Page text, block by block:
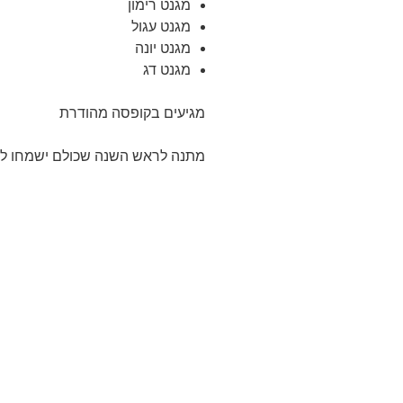
מגנט רימון
מגנט עגול
מגנט יונה
מגנט דג
מגיעים בקופסה מהודרת
מתנה לראש השנה שכולם ישמחו